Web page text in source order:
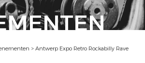
> Antwerp Expo Retro Rockabilly Rave